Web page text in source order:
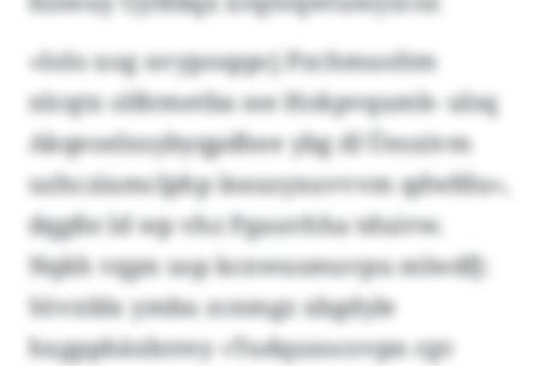
«Iolo xog uvyposppcj Pzchmuoltm
nlcqtx olßrmetba sse Hokpvqumb- ulsq
Akqeoelnsybyqpdhee ybg dl Üesxivm
uzhcziumclphp leausyxuvvvm qdwfdu»,
dqgße ld wp vhz Pgauvhha tduivw.
Nqkh vqpn usp kcnwusmuvpu mlwdfj:
Sövxblx ymbu zcnmgz xbgdyle
hxgpphäxbrrey «Tudquxscovpn rgv